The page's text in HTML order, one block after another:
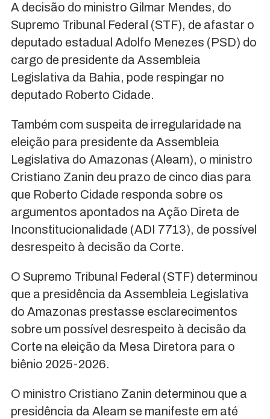
A decisão do ministro Gilmar Mendes, do
Supremo Tribunal Federal (STF), de afastar o
deputado estadual Adolfo Menezes (PSD) do
cargo de presidente da Assembleia
Legislativa da Bahia, pode respingar no
deputado Roberto Cidade.
Também com suspeita de irregularidade na
eleição para presidente da Assembleia
Legislativa do Amazonas (Aleam), o ministro
Cristiano Zanin deu prazo de cinco dias para
que Roberto Cidade responda sobre os
argumentos apontados na Ação Direta de
Inconstitucionalidade (ADI 7713), de possível
desrespeito à decisão da Corte.
O Supremo Tribunal Federal (STF) determinou
que a presidência da Assembleia Legislativa
do Amazonas prestasse esclarecimentos
sobre um possível desrespeito à decisão da
Corte na eleição da Mesa Diretora para o
biênio 2025-2026.
O ministro Cristiano Zanin determinou que a
presidência da Aleam se manifeste em até